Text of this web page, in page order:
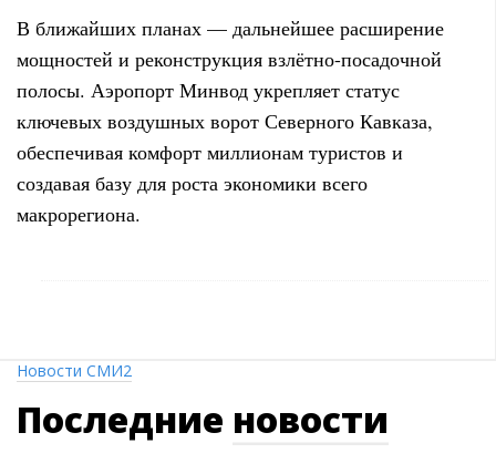
В ближайших планах — дальнейшее расширение
мощностей и реконструкция взлётно-посадочной
полосы. Аэропорт Минвод укрепляет статус
ключевых воздушных ворот Северного Кавказа,
обеспечивая комфорт миллионам туристов и
создавая базу для роста экономики всего
макрорегиона.
Новости СМИ2
Последние новости